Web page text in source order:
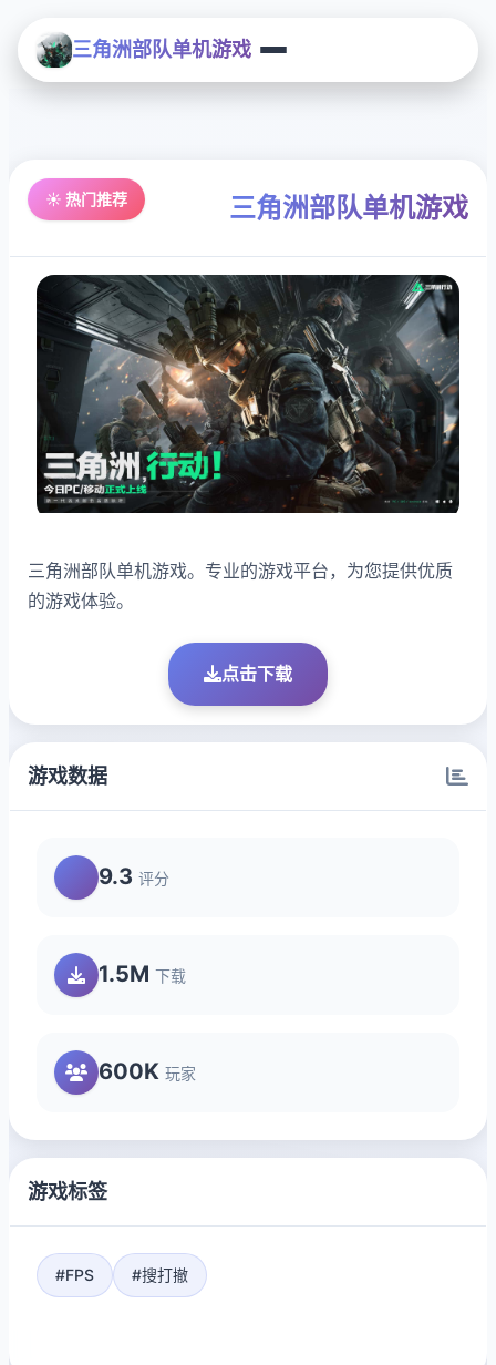
三角洲部队单机游戏
☀️ 热门推荐 三角洲部队单机游戏
三角洲部队单机游戏。专业的游戏平台，为您提供优质
的游戏体验。
点击下载
游戏数据
9.3 评分
1.5M 下载
600K 玩家
游戏标签
#FPS #搜打撤